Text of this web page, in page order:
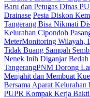
Baru dan Petugas Dinas
Drainase Pesta Diskon
Tangerang Bisa Nikmati
Kelurahan Cipondoh
MeterMonitoring Wilayah,
Tidak Buang Sampah
Nenek Inih Diganjar
TangerangPNM Dorong
Menjahit dan Membuat
Bersama Aparat Kelurahan
PUPR Kompak Kerja